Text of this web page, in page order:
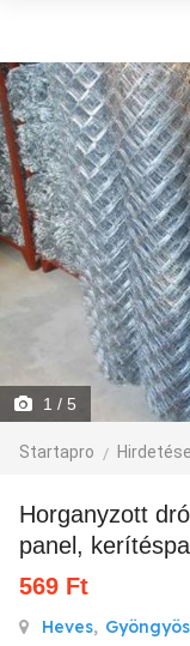
1 / 5
Startapro
Horganyzott drótfonat, 3D táblás kerítés
panel,
569 Ft
Heves, Gyöngyös